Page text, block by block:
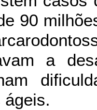
90
a